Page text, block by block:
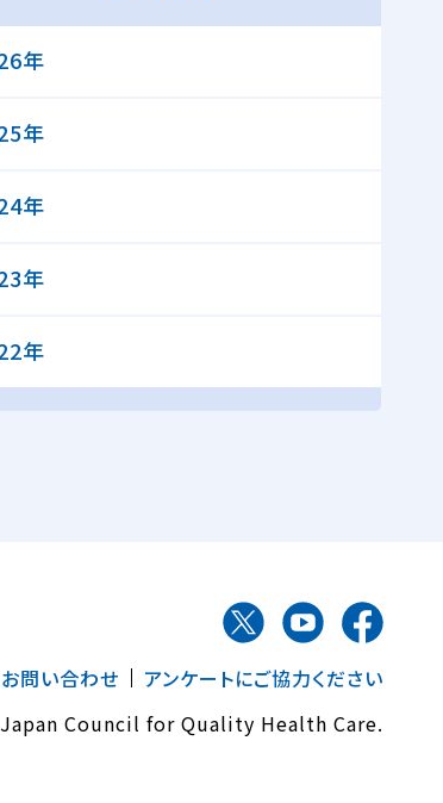
年
年
年
年
年
お問い合わせ
アンケートにご協力ください
Council for Quality Health Care.